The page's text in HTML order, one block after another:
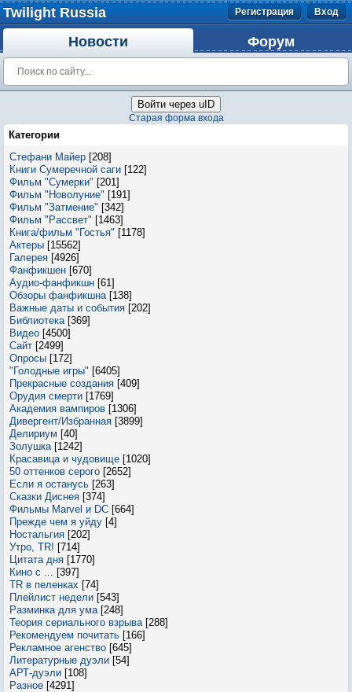
Twilight Russia Регистрация Вход
Новости Форум
Войти через uID
Старая форма входа
Категории
Стефани Майер [208]
Книги Сумеречной саги [122]
Фильм "Сумерки" [201]
Фильм "Новолуние" [191]
Фильм "Затмение" [342]
Фильм "Рассвет" [1463]
Книга/фильм "Гостья" [1178]
Актеры [15562]
Галерея [4926]
Фанфикшен [670]
Аудио-фанфикшн [61]
Обзоры фанфикшна [138]
Важные даты и события [202]
Библиотека [369]
Видео [4500]
Сайт [2499]
Опросы [172]
"Голодные игры" [6405]
Прекрасные создания [409]
Орудия смерти [1769]
Академия вампиров [1306]
Дивергент/Избранная [3899]
Делириум [40]
Золушка [1242]
Красавица и чудовище [1020]
50 оттенков серого [2652]
Если я останусь [263]
Сказки Диснея [374]
Фильмы Marvel и DC [664]
Прежде чем я уйду [4]
Ностальгия [202]
Утро, TR! [714]
Цитата дня [1770]
Кино с ... [397]
TR в пеленках [74]
Плейлист недели [543]
Разминка для ума [248]
Теория сериального взрыва [288]
Рекомендуем почитать [166]
Рекламное агенство [645]
Литературные дуэли [54]
АРТ-дуэли [108]
Разное [4291]